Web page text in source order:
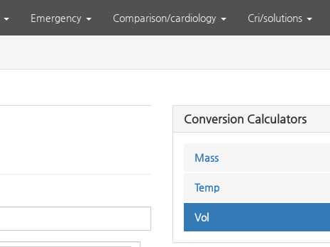
Emergency Comparison/cardiology Cri/solutions
Conversion Calculators
Mass
Temp
Vol